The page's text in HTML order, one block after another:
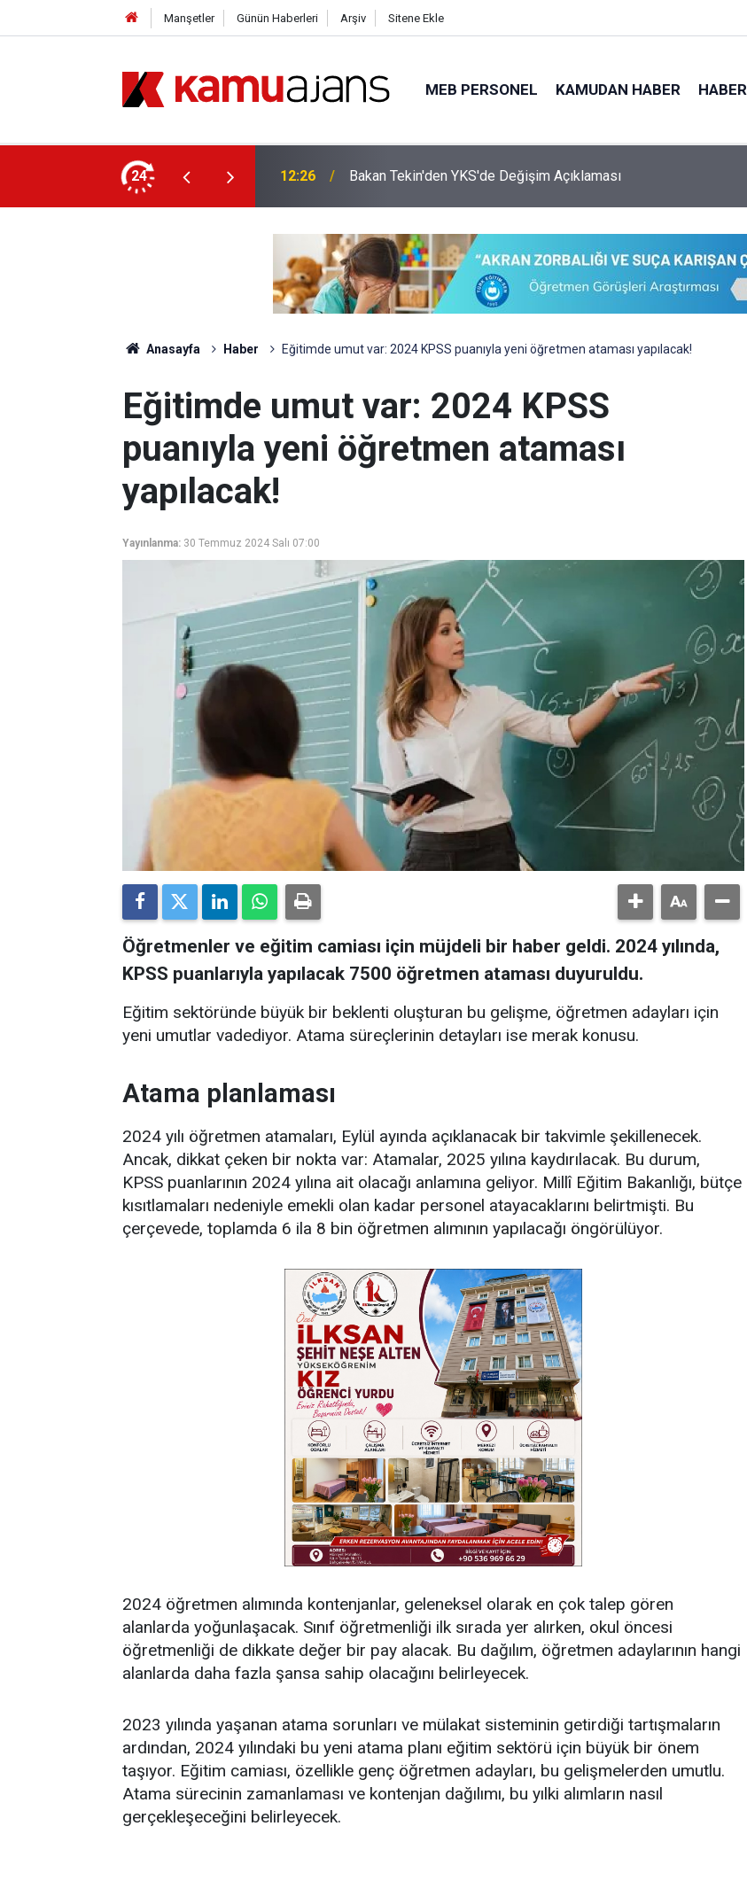
Manşetler Günün Haberleri Arşiv Sitene Ekle
MEB PERSONEL KAMUDAN HABER HABER
24
Güvenlik Personeli Alımı Yapılacak 12:26 Bakan Tekin'den YKS'de Değişim Açıklaması
Anasayfa Haber Eğitimde umut var: 2024 KPSS puanıyla yeni öğretmen ataması yapılacak!
Eğitimde umut var: 2024 KPSS
puanıyla yeni öğretmen ataması
yapılacak!
Yayınlanma: 30 Temmuz 2024 Salı 07:00
Öğretmenler ve eğitim camiası için müjdeli bir haber geldi. 2024 yılında,
KPSS puanlarıyla yapılacak 7500 öğretmen ataması duyuruldu.
Eğitim sektöründe büyük bir beklenti oluşturan bu gelişme, öğretmen adayları için
yeni umutlar vadediyor. Atama süreçlerinin detayları ise merak konusu.
Atama planlaması
2024 yılı öğretmen atamaları, Eylül ayında açıklanacak bir takvimle şekillenecek.
Ancak, dikkat çeken bir nokta var: Atamalar, 2025 yılına kaydırılacak. Bu durum,
KPSS puanlarının 2024 yılına ait olacağı anlamına geliyor. Millî Eğitim Bakanlığı, bütçe
kısıtlamaları nedeniyle emekli olan kadar personel atayacaklarını belirtmişti. Bu
çerçevede, toplamda 6 ila 8 bin öğretmen alımının yapılacağı öngörülüyor.
2024 öğretmen alımında kontenjanlar, geleneksel olarak en çok talep gören
alanlarda yoğunlaşacak. Sınıf öğretmenliği ilk sırada yer alırken, okul öncesi
öğretmenliği de dikkate değer bir pay alacak. Bu dağılım, öğretmen adaylarının hangi
alanlarda daha fazla şansa sahip olacağını belirleyecek.
2023 yılında yaşanan atama sorunları ve mülakat sisteminin getirdiği tartışmaların
ardından, 2024 yılındaki bu yeni atama planı eğitim sektörü için büyük bir önem
taşıyor. Eğitim camiası, özellikle genç öğretmen adayları, bu gelişmelerden umutlu.
Atama sürecinin zamanlaması ve kontenjan dağılımı, bu yılki alımların nasıl
gerçekleşeceğini belirleyecek.